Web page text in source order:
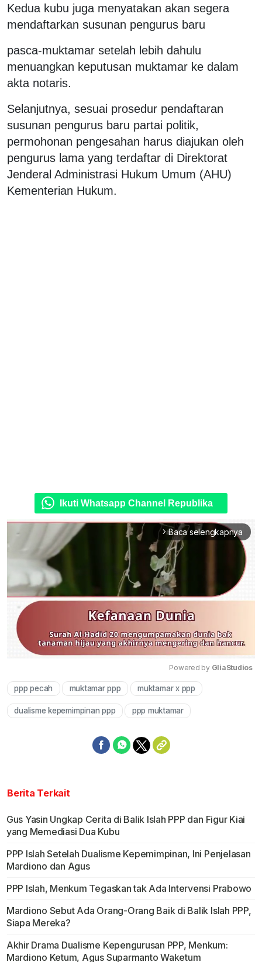
Kedua kubu juga menyatakan akan segera
mendaftarkan susunan pengurus baru
pasca-muktamar setelah lebih dahulu
menuangkan keputusan muktamar ke dalam
akta notaris.
Selanjutnya, sesuai prosedur pendaftaran
susunan pengurus baru partai politik,
permohonan pengesahan harus diajukan oleh
pengurus lama yang terdaftar di Direktorat
Jenderal Administrasi Hukum Umum (AHU)
Kementerian Hukum.
Ikuti Whatsapp Channel Republika
arrow_forward_ios Baca selengkapnya
Powered by GliaStudios
ppp pecah muktamar ppp muktamar x ppp
dualisme kepemimpinan ppp ppp muktamar
Berita Terkait
Gus Yasin Ungkap Cerita di Balik Islah PPP dan Figur Kiai
yang Memediasi Dua Kubu
PPP Islah Setelah Dualisme Kepemimpinan, Ini Penjelasan
Mardiono dan Agus
PPP Islah, Menkum Tegaskan tak Ada Intervensi Prabowo
Mardiono Sebut Ada Orang-Orang Baik di Balik Islah PPP,
Siapa Mereka?
Akhir Drama Dualisme Kepengurusan PPP, Menkum:
Mardiono Ketum, Agus Suparmanto Waketum